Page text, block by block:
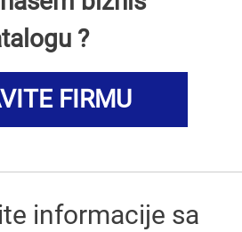
?
FIRMU
informacije sa